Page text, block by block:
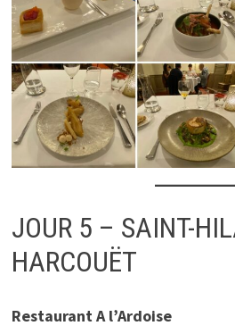
JOUR 5 – SAINT-
HARCOUËT
Restaurant A l’Ardoise